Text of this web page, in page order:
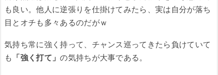
も良い。他人に逆張りを仕掛けてみたら、実は自分が落ち
目とオチも多々あるのだがｗ
気持ち常に強く持って、チャンス巡ってきたら負けていて
も 「強く打て」の気持ちが大事である。